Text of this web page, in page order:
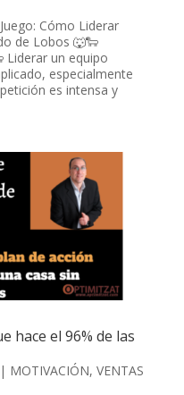
Cómo Liderar
de Lobos 🐺🐑
un equipo
especialmente
es intensa y
hace el 96% de las
| MOTIVACIÓN, VENTAS